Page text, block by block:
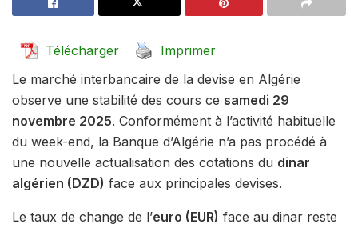
Télécharger
Imprimer
Le marché interbancaire de la devise en Algérie
observe une stabilité des cours ce samedi 29
novembre 2025. Conformément à l’activité habituelle
du week-end, la Banque d’Algérie n’a pas procédé à
une nouvelle actualisation des cotations du dinar
algérien (DZD) face aux principales devises.
Le taux de change de l’euro (EUR) face au dinar reste